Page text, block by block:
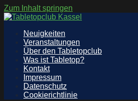
Zum Inhalt springen
Neuigkeiten
Veranstaltungen
Über den Tabletopclub
Was ist Tabletop?
Kontakt
Impressum
Datenschutz
Cookierichtlinie